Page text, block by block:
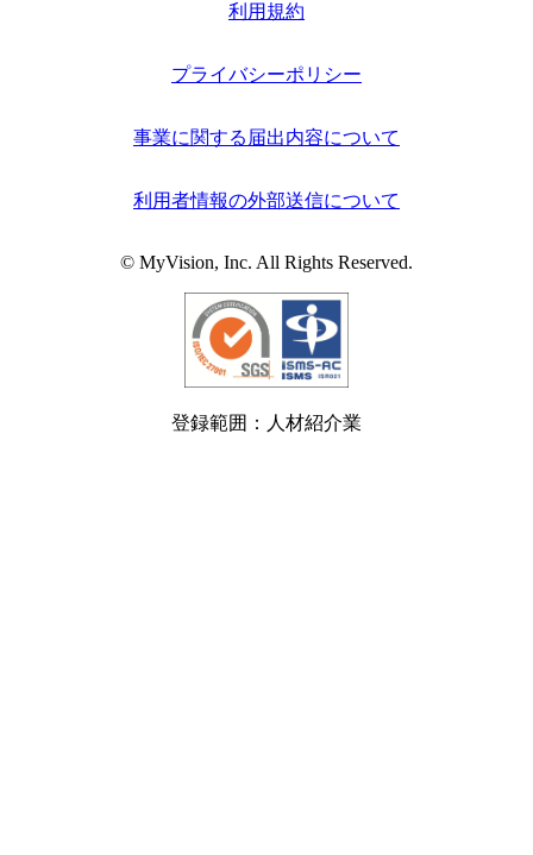
利用規約
プライバシーポリシー
事業に関する届出内容について
利用者情報の外部送信について
© MyVision, Inc. All Rights Reserved.
登録範囲：人材紹介業